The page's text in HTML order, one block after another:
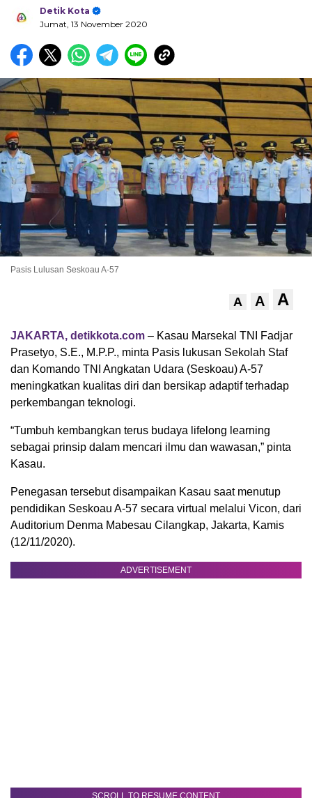
Detik Kota
Jumat, 13 November 2020
Pasis Lulusan Seskoau A-57
A A A
JAKARTA, detikkota.com – Kasau Marsekal TNI Fadjar
Prasetyo, S.E., M.P.P., minta Pasis lukusan Sekolah Staf
dan Komando TNI Angkatan Udara (Seskoau) A-57
meningkatkan kualitas diri dan bersikap adaptif terhadap
perkembangan teknologi.
“Tumbuh kembangkan terus budaya lifelong learning
sebagai prinsip dalam mencari ilmu dan wawasan,” pinta
Kasau.
Penegasan tersebut disampaikan Kasau saat menutup
pendidikan Seskoau A-57 secara virtual melalui Vicon, dari
Auditorium Denma Mabesau Cilangkap, Jakarta, Kamis
(12/11/2020).
ADVERTISEMENT
SCROLL TO RESUME CONTENT